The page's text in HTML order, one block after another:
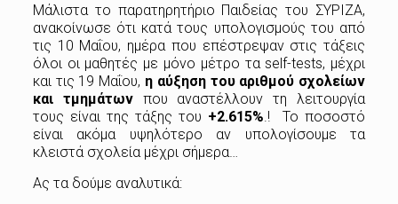
Μάλιστα το παρατηρητήριο Παιδείας του ΣΥΡΙΖΑ,
ανακοίνωσε ότι κατά τους υπολογισμούς του από
τις 10 Μαΐου, ημέρα που επέστρεψαν στις τάξεις
όλοι οι μαθητές με μόνο μέτρο τα self-tests, μέχρι
και τις 19 Μαΐου, η αύξηση του αριθμού σχολείων
και τμημάτωνπου αναστέλλουν τη λειτουργία
τους είναι της τάξης του +2.615% .! Το ποσοστό
είναι ακόμα υψηλότερο αν υπολογίσουμε τα
κλειστά σχολεία μέχρι σήμερα…
Ας τα δούμε αναλυτικά: